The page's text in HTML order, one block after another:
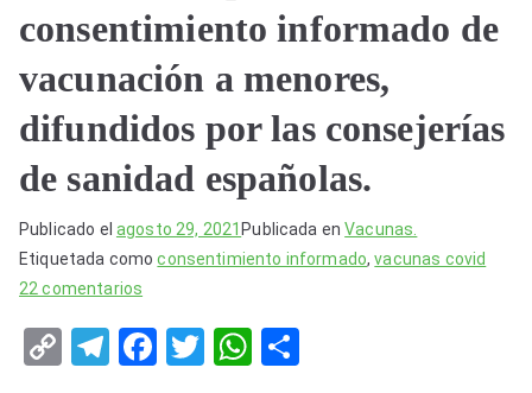
consentimiento informado de
vacunación a menores,
difundidos por las consejerías
de sanidad españolas.
Publicado el agosto 29, 2021Publicada enVacunas.
Etiquetada comoconsentimiento informado,vacunas covid
22 comentarios
manipulación
C
T
F
T
W